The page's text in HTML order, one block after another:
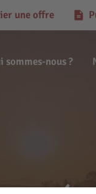
sommes-nous ?
une offre